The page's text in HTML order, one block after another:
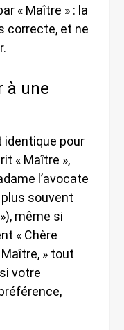
« Maître » : la
correcte, et ne
à une
pour
« Maître »,
l’avocate
plus souvent
même si
« Chère
» tout
votre